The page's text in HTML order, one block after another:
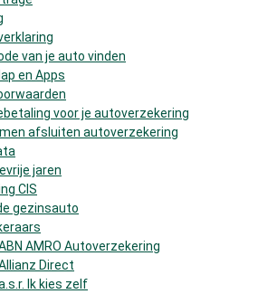
van je auto vinden
en Apps
voor je autoverzekering
afsluiten autoverzekering
jaren
CIS
gezinsauto
AMRO Autoverzekering
Direct
Ik kies zelf